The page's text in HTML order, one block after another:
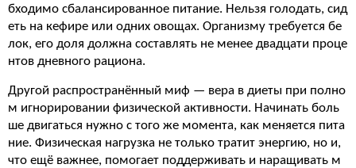
бходимо сбалансированное питание. Нельзя голодать, сид
еть на кефире или одних овощах. Организму требуется бе
лок, его доля должна составлять не менее двадцати проце
нтов дневного рациона.
Другой распространённый миф — вера в диеты при полно
м игнорировании физической активности. Начинать боль
ше двигаться нужно с того же момента, как меняется пита
ние. Физическая нагрузка не только тратит энергию, но и,
что ещё важнее, помогает поддерживать и наращивать м